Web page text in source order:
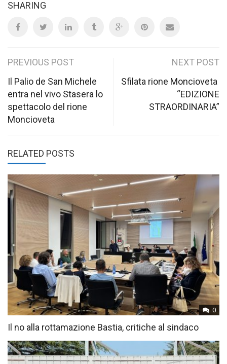
SHARING
Post
navigation
PREVIOUS POST
Il Palio de San Michele
entra nel vivo Stasera lo
spettacolo del rione
Moncioveta
NEXT POST
Sfilata rione Moncioveta
“EDIZIONE
STRAORDINARIA”
RELATED POSTS
0
Il no alla rottamazione Bastia, critiche al sindaco